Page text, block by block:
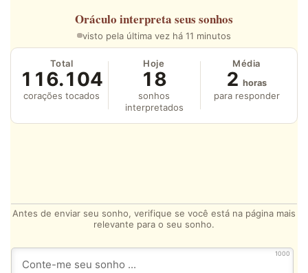
Oráculo interpreta seus sonhos
visto pela última vez há 11 minutos
Total
116.104
corações tocados
Hoje
18
sonhos
interpretados
Média
2 horas
para responder
Antes de enviar seu sonho, verifique se você está na página mais
relevante para o seu sonho.
1000